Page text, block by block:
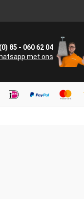
85 - 060 62 04
met ons